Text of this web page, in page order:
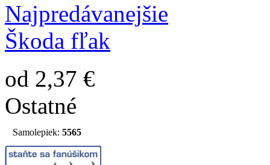
Najpredávanejšie
Škoda fľak
od 2,37 €
Ostatné
Samolepiek: 5565